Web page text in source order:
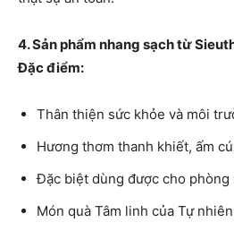
4. Sản phẩm nhang sạch từ
Đặc điểm:
Thân thiện sức khỏe và môi
Hương thơm thanh khiết, ấm
Đặc biệt dùng được cho phòng
Món quà Tâm linh của Tự nhiên